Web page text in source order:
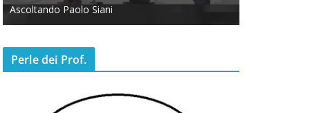
Ascoltando Paolo Siani
Perle dei Prof.